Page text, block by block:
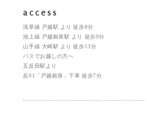
access
浅草線 戸越駅 より 徒歩8分
池上線 戸越銀座駅 より 徒歩9分
山手線 大崎駅 より 徒歩13分
バスでお越しの方へ
五反田駅より
反01「戸越銀座」下車 徒歩7分